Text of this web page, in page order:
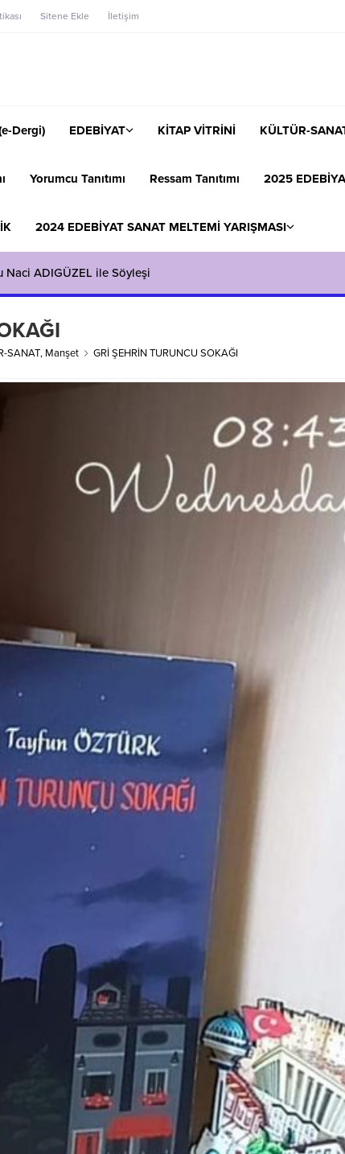
Sitene Ekle İletişim
Dergi) EDEBİYAT KİTAP VİTRİNİ KÜLTÜR-
Yorumcu Tanıtımı Ressam Tanıtımı 2025
2024 EDEBİYAT SANAT MELTEMİ YARIŞMASI
Naci ADIGÜZEL ile Söyleşi
SANAT, Manşet GRİ ŞEHRİN TURUNCU SOKAĞI